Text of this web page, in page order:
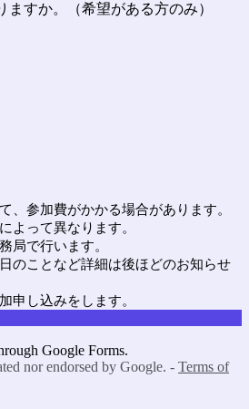
すか。（希望がある方のみ）
、参加費がかかる場合があります。
よって異なります。
局で行います。
のことなど詳細は後ほどのお知らせ
申し込みをします。
Google Forms.
nor endorsed by Google. - Terms of